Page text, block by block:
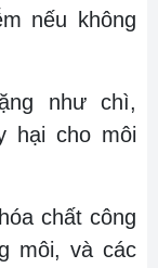
nếu không
như chì,
hại cho môi
chất công
môi, và các